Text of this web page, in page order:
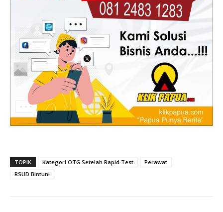
TOPIK Kategori OTG Setelah Rapid Test
Perawat
RSUD Bintuni